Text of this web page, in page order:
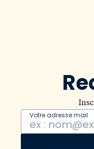
Votre adresse mail